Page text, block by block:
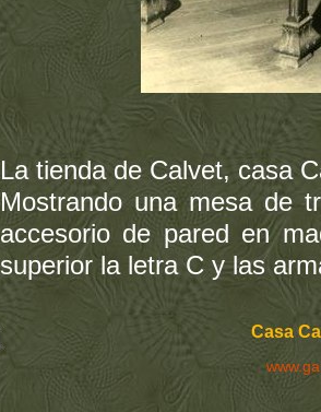
La tienda de Calvet, casa
Mostrando una mesa de
accesorio de pared en
superior la letra C y las
Casa